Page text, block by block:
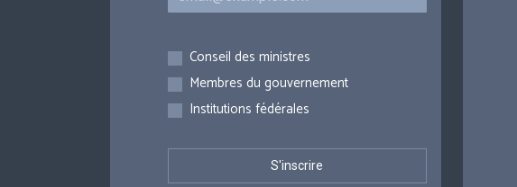
Inscriptions
Conseil des ministres
Membres du gouvernement
Institutions fédérales